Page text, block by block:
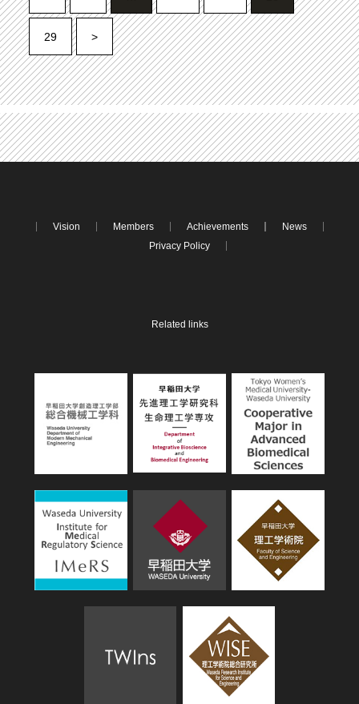
29 >
Vision Members Achievements
News
Privacy Policy
Related links